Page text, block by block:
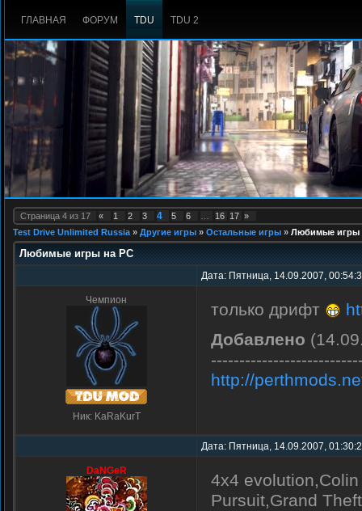
ГЛАВНАЯ ФОРУМ TDU TDU 2
Страница 4 из 17 « 1 2 3 4 5 6 16 17 »
Test Drive Unlimited Russia » Другие игры » Остальные игры » Любимые игры
Любимые игры на PC
Дата: Пятница, 14.09.2007,
Чемпион
Ник: KaRaKurT
только дрифт
Добавлено
http://
Дата: Пятница, 14.09.2007,
DaNGeR
4х4
Pursuit,Grand